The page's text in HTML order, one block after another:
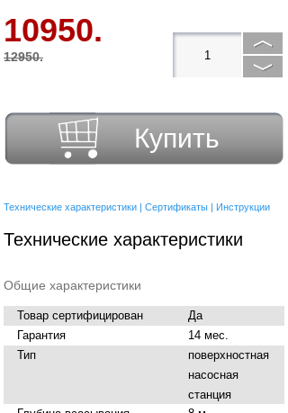
10950.
12950.
Купить
Технические характеристики | Сертификаты | Инструкции
Технические характеристики
Общие характеристики
Товар сертифицирован
Да
Гарантия
14 мес.
Тип
поверхностная
насосная
станция